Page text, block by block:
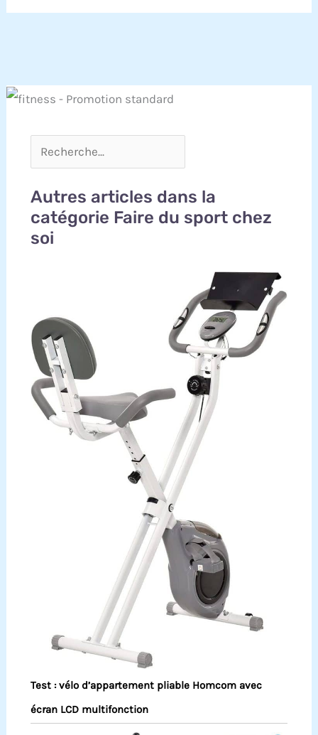
Autres articles dans la
catégorie Faire du sport chez
soi
Test : vélo d’appartement pliable Homcom avec
écran LCD multifonction